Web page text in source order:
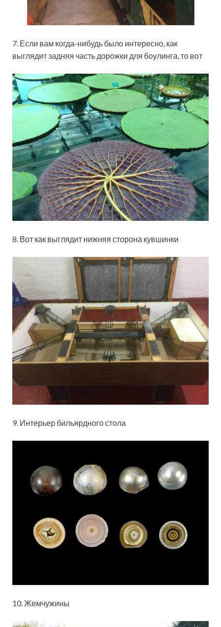
7. Если вам когда-нибудь было интересно, как
выглядит задняя часть дорожки для боулинга, то вот
8. Вот как выглядит нижняя сторона кувшинки
9. Интерьер бильярдного стола
10. Жемчужины